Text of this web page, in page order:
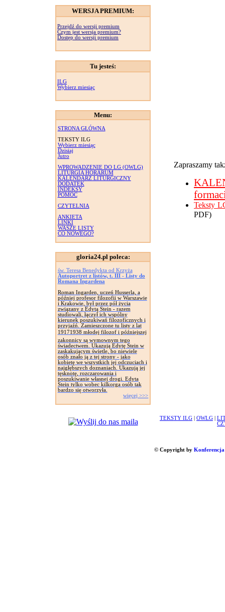
WERSJA PREMIUM:
Przejdź do wersji premium
Czym jest wersja premium?
Dostęp do wersji premium
Tu jesteś:
ILG
Wybierz miesiąc
Menu:
STRONA GŁÓWNA
TEKSTY ILG
Wybierz miesiąc
Dzisiaj
Jutro
WPROWADZENIE DO LG (OWLG)
LITURGIA HORARUM
KALENDARZ LITURGICZNY
DODATEK
INDEKSY
POMOC
CZYTELNIA
ANKIETA
LINKI
WASZE LISTY
CO NOWEGO?
gloria24.pl poleca:
św. Teresa Benedykta od Krzyża
Autoportret z listów, t. III - Listy do
Romana Ingardena
Roman Ingarden, uczeń Husserla, a
później profesor filozofii w Warszawie
i Krakowie, był przez pół życia
związany z Edytą Stein - razem
studiowali, łączył ich wspólny
kierunek poszukiwań filozoficznych i
przyjaźń. Zamieszczone tu listy z lat
19171938 młodej filozof i późniejszej
zakonnicy są wymownym tego
świadectwem. Ukazują Edytę Stein w
zaskakującym świetle, bo niewiele
osób znało ją z tej strony - jako
kobietę we wszystkich jej odczuciach i
najgłębszych doznaniach. Ukazują jej
tęsknotę, rozczarowania i
poszukiwanie własnej drogi. Edyta
Stein tylko wobec kilkorga osób tak
bardzo się otworzyła.
więcej >>>
Zapraszamy
Teksty
PDF)
TEKSTY ILG OWLG
© Copyright by Konferencja